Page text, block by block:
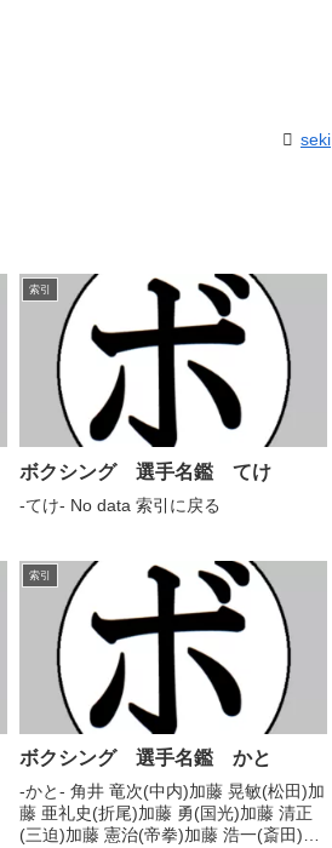
seki
索引
ボクシング 選手名鑑 てけ
-てけ- No data 索引に戻る
索引
ボクシング 選手名鑑 かと
-かと- 角井 竜次(中内)加藤 晃敏(松田)加
藤 亜礼史(折尾)加藤 勇(国光)加藤 清正
(三迫)加藤 憲治(帝拳)加藤 浩一(斎田)加